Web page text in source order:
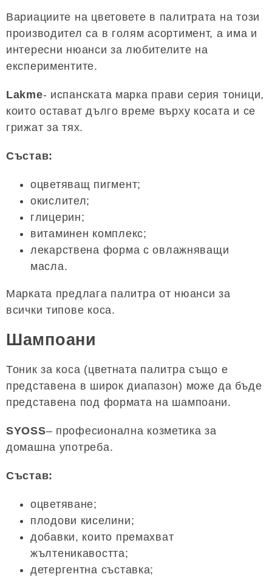
Вариациите на цветовете в палитрата на този
производител са в голям асортимент, а има и
интересни нюанси за любителите на
експериментите.
Lakme- испанската марка прави серия тоници,
които остават дълго време върху косата и се
грижат за тях.
Състав:
оцветяващ пигмент;
окислител;
глицерин;
витаминен комплекс;
лекарствена форма с овлажняващи
масла.
Марката предлага палитра от нюанси за
всички типове коса.
Шампоани
Тоник за коса (цветната палитра също е
представена в широк диапазон) може да бъде
представена под формата на шампоани.
SYOSS– професионална козметика за
домашна употреба.
Състав:
оцветяване;
плодови киселини;
добавки, които премахват
жълтеникавостта;
детергентна съставка;